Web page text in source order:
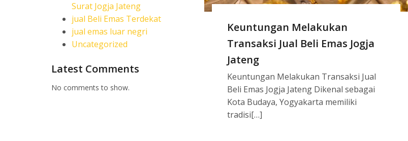
Surat Jogja Jateng
jual Beli Emas Terdekat
jual emas luar negri
Uncategorized
Latest Comments
No comments to show.
Keuntungan Melakukan
Transaksi Jual Beli Emas Jogja
Jateng
Keuntungan Melakukan Transaksi Jual
Beli Emas Jogja Jateng Dikenal sebagai
Kota Budaya, Yogyakarta memiliki
tradisi[…]